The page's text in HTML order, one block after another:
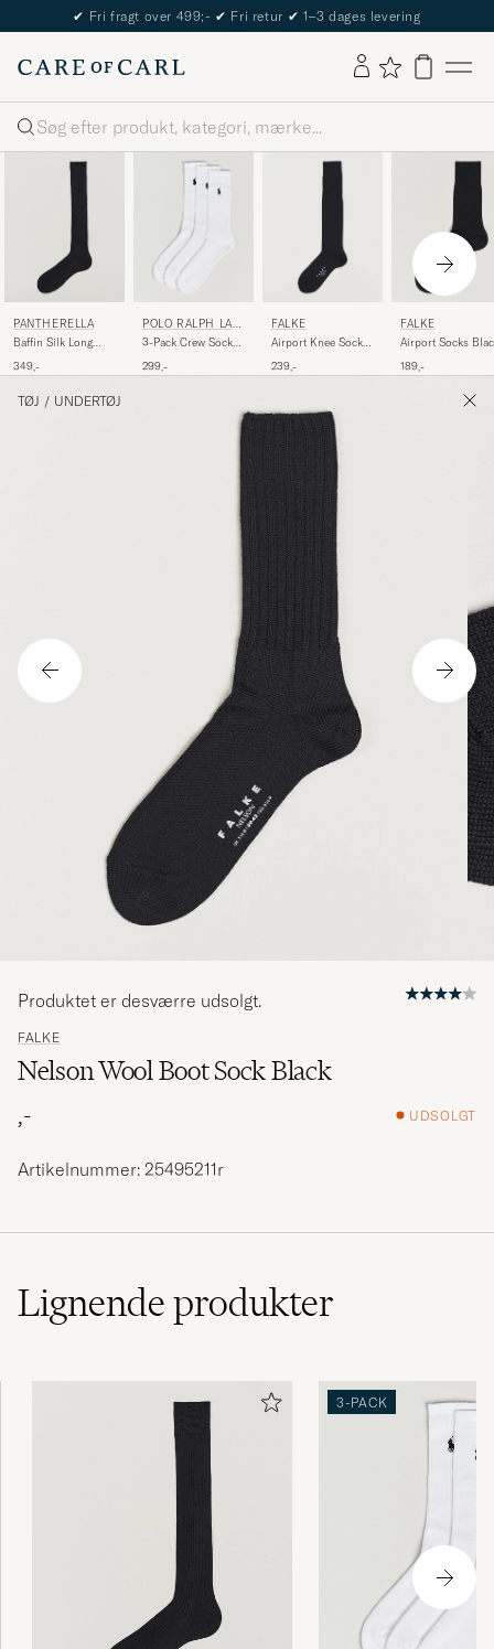
✔ Fri fragt over 499;- ✔ Fri retur ✔ 1–3 dages levering
Søg
PANTHERELLA
Baffin Silk Long
349,-
POLO RALPH LAU
REN
3-Pack Crew Sock
299,-
FALKE
Airport Knee Socks
239,-
FALKE
Airport Socks
189,-
TØJ / UNDERTØJ
FALKE
Nelson Wool Boot Sock Black
,-
UDSOLGT
Produktet er desværre udsolgt.
Artikelnummer: 25495211r
Lignendeprodukter
3-PACK